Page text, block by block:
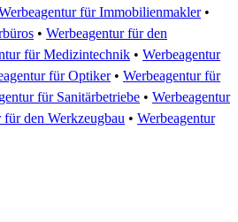
für Immobilienmakler•
• Werbeagentur für den
für Medizintechnik • Werbeagentur
für Optiker• Werbeagentur für
für Sanitärbetriebe • Werbeagentur
für den Werkzeugbau • Werbeagentur